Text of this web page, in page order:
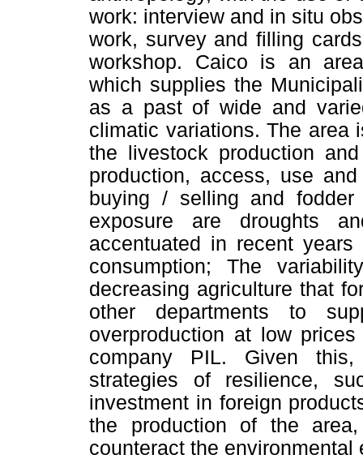
work: interview and in situ
work, survey and filling
workshop. Caico is an
which supplies the
as a past of wide and
climatic variations. The area
the livestock production
production, access, use
buying / selling and
exposure are droughts
accentuated in recent
consumption; The
decreasing agriculture that
other departments to
overproduction at low
company PIL. Given
strategies of resilience,
investment in foreign
the production of the
counteract the environmental